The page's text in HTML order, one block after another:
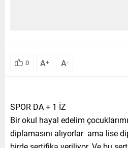
0 A+ A-
SPOR DA + 1 İZ
Bir okul hayal edelim
diplamasını alıyorlar ama lise